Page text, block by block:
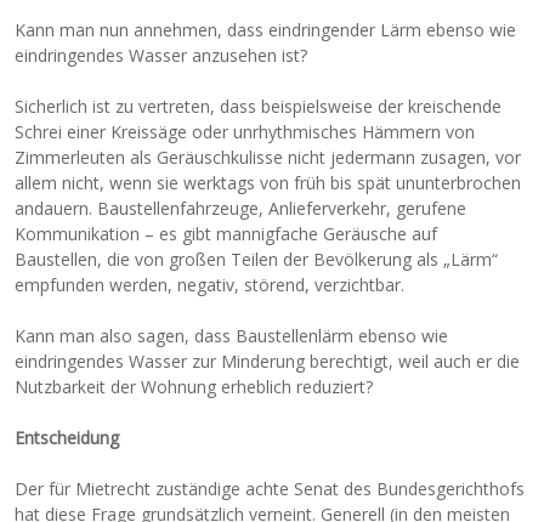
Kann man nun annehmen, dass eindringender Lärm ebenso wie
eindringendes Wasser anzusehen ist?
Sicherlich ist zu vertreten, dass beispielsweise der kreischende
Schrei einer Kreissäge oder unrhythmisches Hämmern von
Zimmerleuten als Geräuschkulisse nicht jedermann zusagen, vor
allem nicht, wenn sie werktags von früh bis spät ununterbrochen
andauern. Baustellenfahrzeuge, Anlieferverkehr, gerufene
Kommunikation – es gibt mannigfache Geräusche auf
Baustellen, die von großen Teilen der Bevölkerung als „Lärm“
empfunden werden, negativ, störend, verzichtbar.
Kann man also sagen, dass Baustellenlärm ebenso wie
eindringendes Wasser zur Minderung berechtigt, weil auch er die
Nutzbarkeit der Wohnung erheblich reduziert?
Entscheidung
Der für Mietrecht zuständige achte Senat des Bundesgerichthofs
hat diese Frage grundsätzlich verneint. Generell (in den meisten